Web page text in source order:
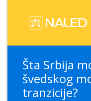
Šta Srbija
švedskog
tranzicije?